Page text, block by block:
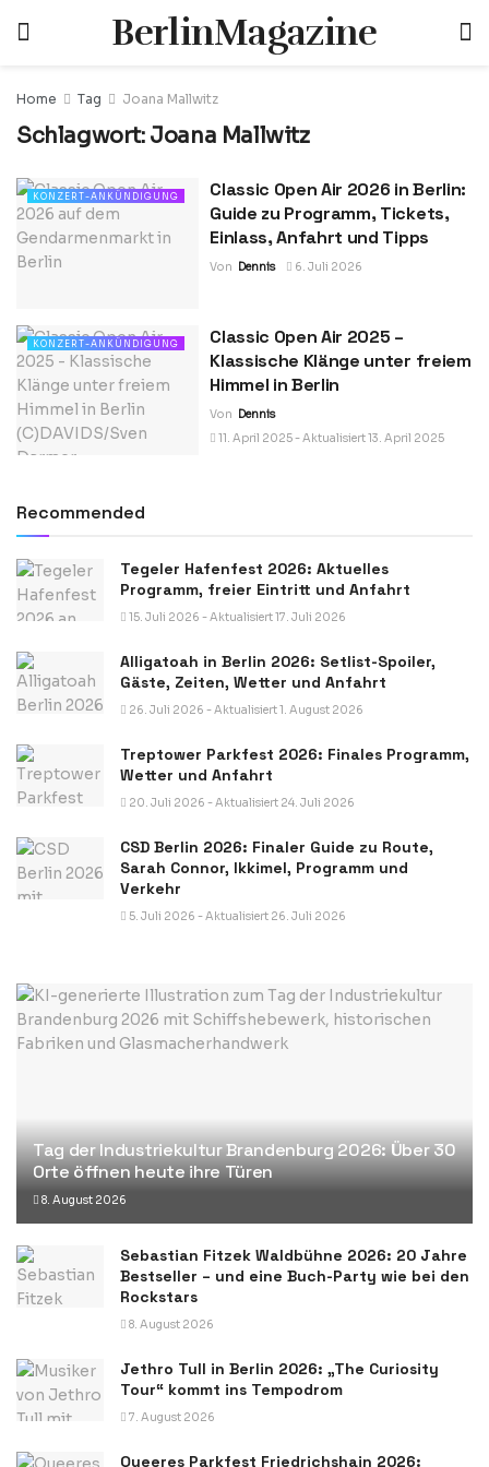
BerlinMagazine
Home Tag Joana Mallwitz
Schlagwort: Joana Mallwitz
KONZERT-ANKÜNDIGUNG
Classic Open Air 2026 in Berlin:
Guide zu Programm, Tickets,
Einlass, Anfahrt und Tipps
Von Dennis 6. Juli 2026
KONZERT-ANKÜNDIGUNG
Classic Open Air 2025 –
Klassische Klänge unter freiem
Himmel in Berlin
Von Dennis
11. April 2025 - Aktualisiert 13. April 2025
Recommended
Tegeler Hafenfest 2026: Aktuelles
Programm, freier Eintritt und Anfahrt
15. Juli 2026 - Aktualisiert 17. Juli 2026
Alligatoah in Berlin 2026: Setlist-Spoiler,
Gäste, Zeiten, Wetter und Anfahrt
26. Juli 2026 - Aktualisiert 1. August 2026
Treptower Parkfest 2026: Finales Programm,
Wetter und Anfahrt
20. Juli 2026 - Aktualisiert 24. Juli 2026
CSD Berlin 2026: Finaler Guide zu Route,
Sarah Connor, Ikkimel, Programm und
Verkehr
5. Juli 2026 - Aktualisiert 26. Juli 2026
Tag der Industriekultur Brandenburg 2026: Über 30
Orte öffnen heute ihre Türen
8. August 2026
Sebastian Fitzek Waldbühne 2026: 20 Jahre
Bestseller – und eine Buch-Party wie bei den
Rockstars
8. August 2026
Jethro Tull in Berlin 2026: „The Curiosity
Tour“ kommt ins Tempodrom
7. August 2026
Queeres Parkfest Friedrichshain 2026: